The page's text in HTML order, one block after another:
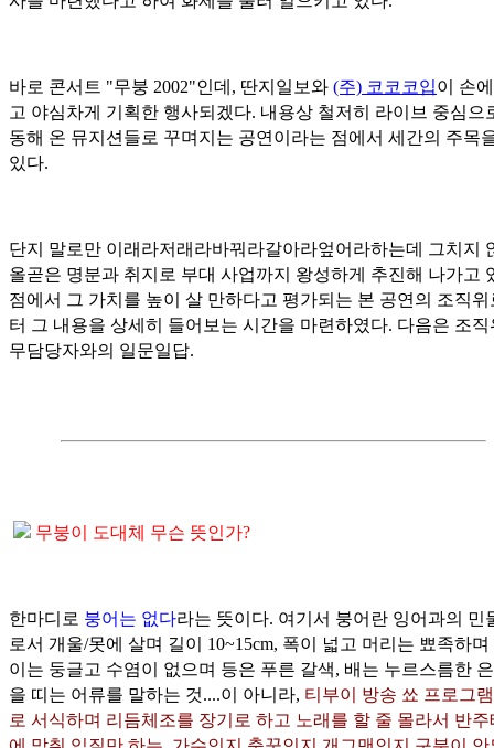
바로 콘서트 "무붕 2002"인데, 딴지일보와 (주) 코코코입이 손
고 야심차게 기획한 행사되겠다. 내용상 철저히 라이브 중심으
동해 온 뮤지션들로 꾸며지는 공연이라는 점에서 세간의 주목
있다.
단지 말로만 이래라저래라바꿔라갈아라엎어라하는데 그치지
올곧은 명분과 취지로 부대 사업까지 왕성하게 추진해 나가고
점에서 그 가치를 높이 살 만하다고 평가되는 본 공연의 조직위
터 그 내용을 상세히 들어보는 시간을 마련하였다. 다음은 조직
무담당자와의 일문일답.
무붕이 도대체 무슨 뜻인가?
한마디로 붕어는 없다라는 뜻이다. 여기서 붕어란 잉어과의 민
로서 개울/못에 살며 길이 10~15cm, 폭이 넓고 머리는 뾰족하며
이는 둥글고 수염이 없으며 등은 푸른 갈색, 배는 누르스름한
을 띠는 어류를 말하는 것....이 아니라, 티부이 방송 쑈 프로그
로 서식하며 리듬체조를 장기로 하고 노래를 할 줄 몰라서 반주